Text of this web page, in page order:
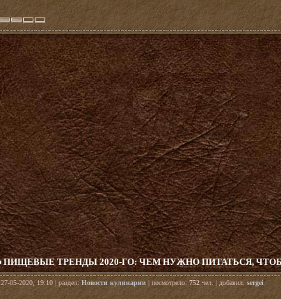
ПИЩЕВЫЕ ТРЕНДЫ 2020-ГО: ЧЕМ НУЖНО ПИТАТЬСЯ,
27-05-2020, 19:10 | раздел:Новости кулинарии | посмотрело:752 чел. | добавил:sergei